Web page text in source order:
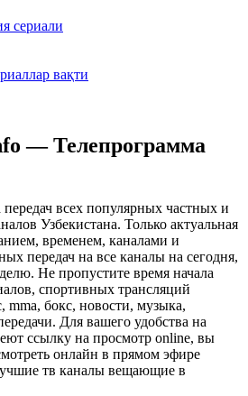
сериали
вақти
— Телепрограмма
всех популярных частных и
Узбекистана. Только актуальная
временем, каналами и
передач на все каналы на сегодня,
Не пропустите время начала
спортивных трансляций
mma, бокс, новости, музыка,
Для вашего удобства на
ссылку на просмотр online, вы
онлайн в прямом эфире
тв каналы вещающие в